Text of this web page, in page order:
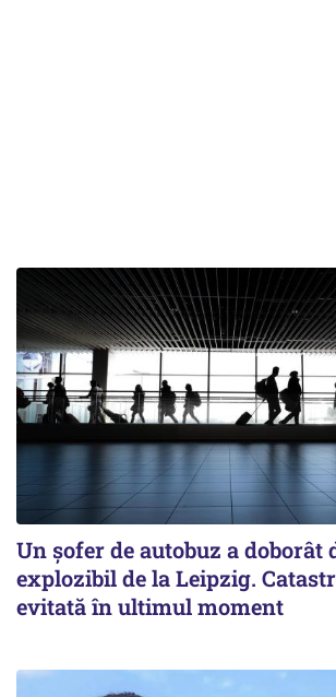
Un șofer de autobuz a doborât
explozibil de la Leipzig.
evitată în ultimul moment